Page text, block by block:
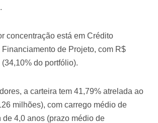
concentração está em Crédito
Financiamento de Projeto, com R$
do portfólio).
a carteira tem 41,79% atrelada ao
milhões), com carrego médio de
de 4,0 anos (prazo médio de